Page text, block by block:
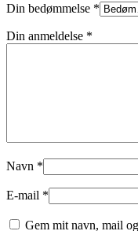
Din bedømmelse *
Din anmeldelse *
Navn *
E-mail *
Gem mit navn, mail